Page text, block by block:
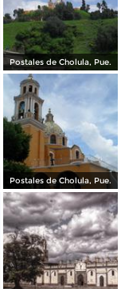
Postales de Cholula, Pue.
Postales de Cholula, Pue.